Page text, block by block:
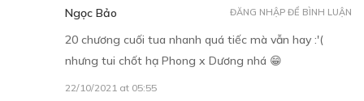
Ngọc Bảo
20 chương cuối tua nhanh quá tiếc mà vẫn hay :'(
nhưng tui chốt hạ Phong x Dương nhá 😁
22/10/2021 at 05:55
ĐĂNG NHẬP ĐỂ BÌNH LUẬN